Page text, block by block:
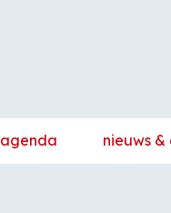
agenda nieuws